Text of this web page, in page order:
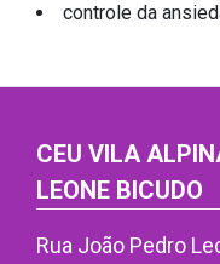
controle da
CEU VILA
LEONE BICUDO
Rua João Pedro